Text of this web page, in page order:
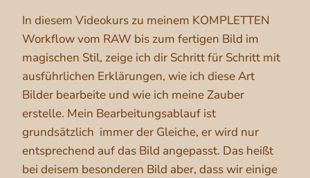
In diesem Videokurs zu meinem KOMPLETTEN
Workflow vom RAW bis zum fertigen Bild im
magischen Stil, zeige ich dir Schritt für Schritt mit
ausführlichen Erklärungen, wie ich diese Art
Bilder bearbeite und wie ich meine Zauber
erstelle. Mein Bearbeitungsablauf ist
grundsätzlich immer der Gleiche, er wird nur
entsprechend auf das Bild angepasst. Das heißt
bei deisem besonderen Bild aber, dass wir einige